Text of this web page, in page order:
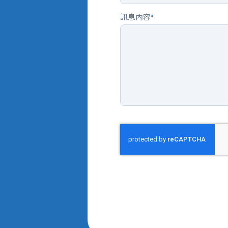
訊息內容*